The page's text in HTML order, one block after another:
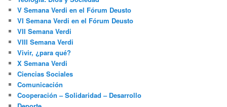
V Semana Verdi en el Fórum Deusto
VI Semana Verdi en el Fórum Deusto
VII Semana Verdi
VIII Semana Verdi
Vivir, ¿para qué?
X Semana Verdi
Ciencias Sociales
Comunicación
Cooperación – Solidaridad – Desarrollo